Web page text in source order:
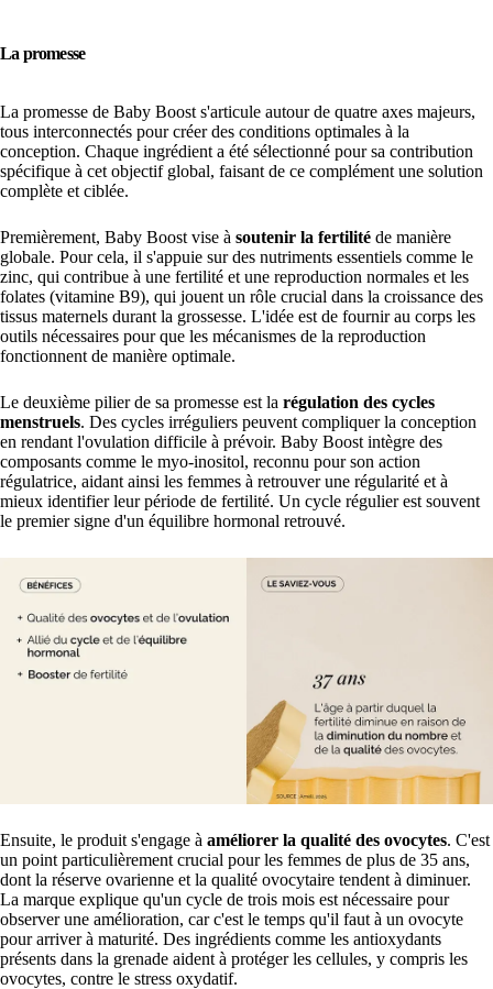
La promesse
La promesse de Baby Boost s'articule autour de quatre axes majeurs,
tous interconnectés pour créer des conditions optimales à la
conception. Chaque ingrédient a été sélectionné pour sa contribution
spécifique à cet objectif global, faisant de ce complément une solution
complète et ciblée.
Premièrement, Baby Boost vise à soutenir la fertilité de manière
globale. Pour cela, il s'appuie sur des nutriments essentiels comme le
zinc, qui contribue à une fertilité et une reproduction normales et les
folates (vitamine B9), qui jouent un rôle crucial dans la croissance des
tissus maternels durant la grossesse. L'idée est de fournir au corps les
outils nécessaires pour que les mécanismes de la reproduction
fonctionnent de manière optimale.
Le deuxième pilier de sa promesse est la régulation des cycles
menstruels. Des cycles irréguliers peuvent compliquer la conception
en rendant l'ovulation difficile à prévoir. Baby Boost intègre des
composants comme le myo-inositol, reconnu pour son action
régulatrice, aidant ainsi les femmes à retrouver une régularité et à
mieux identifier leur période de fertilité. Un cycle régulier est souvent
le premier signe d'un équilibre hormonal retrouvé.
Ensuite, le produit s'engage à améliorer la qualité des ovocytes. C'est
un point particulièrement crucial pour les femmes de plus de 35 ans,
dont la réserve ovarienne et la qualité ovocytaire tendent à diminuer.
La marque explique qu'un cycle de trois mois est nécessaire pour
observer une amélioration, car c'est le temps qu'il faut à un ovocyte
pour arriver à maturité. Des ingrédients comme les antioxydants
présents dans la grenade aident à protéger les cellules, y compris les
ovocytes, contre le stress oxydatif.